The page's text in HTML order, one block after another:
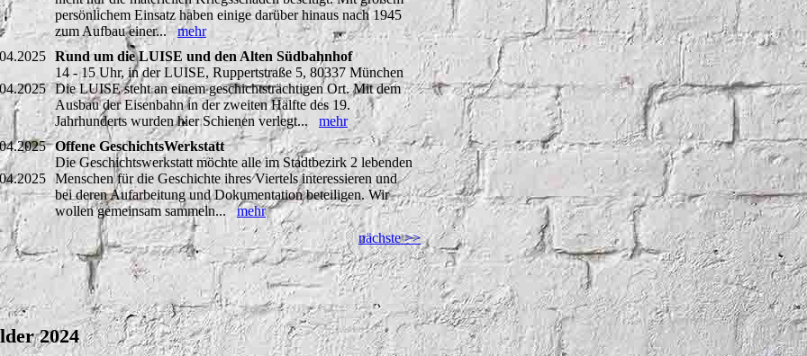
persönlichem Einsatz haben einige darüber hinaus nach 1945
zum Aufbau einer...mehr
Rund um die LUISE und den Alten Südbahnhof
14 - 15 Uhr, in der LUISE, Ruppertstraße 5, 80337 München
Die LUISE steht an einem geschichtsträchtigen Ort. Mit dem
Ausbau der Eisenbahn in der zweiten Hälfte des 19.
Jahrhunderts wurden hier Schienen verlegt... mehr
Offene GeschichtsWerkstatt
Die Geschichtswerkstatt möchte alle im Stadtbezirk 2 lebenden
Menschen für die Geschichte ihres Viertels interessieren und
bei deren Aufarbeitung und Dokumentation beteiligen. Wir
wollen gemeinsam sammeln...mehr
nächste >>
2024